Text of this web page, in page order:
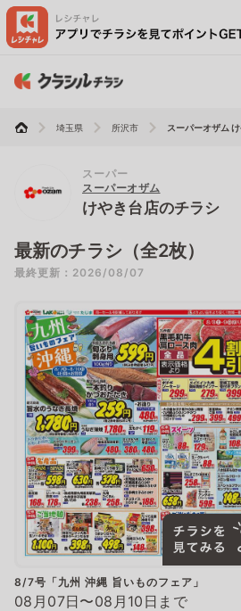
埼玉県 所沢市 スーパーオザム
スーパー
スーパーオザム
けやき台店のチラシ
最新のチラシ（全2枚）
最終更新：2026/08/07
8/7号「九州 沖縄 旨いものフェア」
08月07日〜08月10日まで